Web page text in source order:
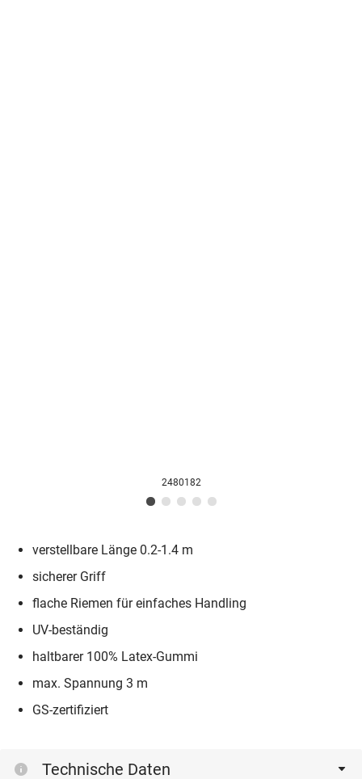
2480182
verstellbare Länge 0.2-1.4 m
sicherer Griff
flache Riemen für einfaches Handling
UV-beständig
haltbarer 100% Latex-Gummi
max. Spannung 3 m
GS-zertifiziert
Technische Daten